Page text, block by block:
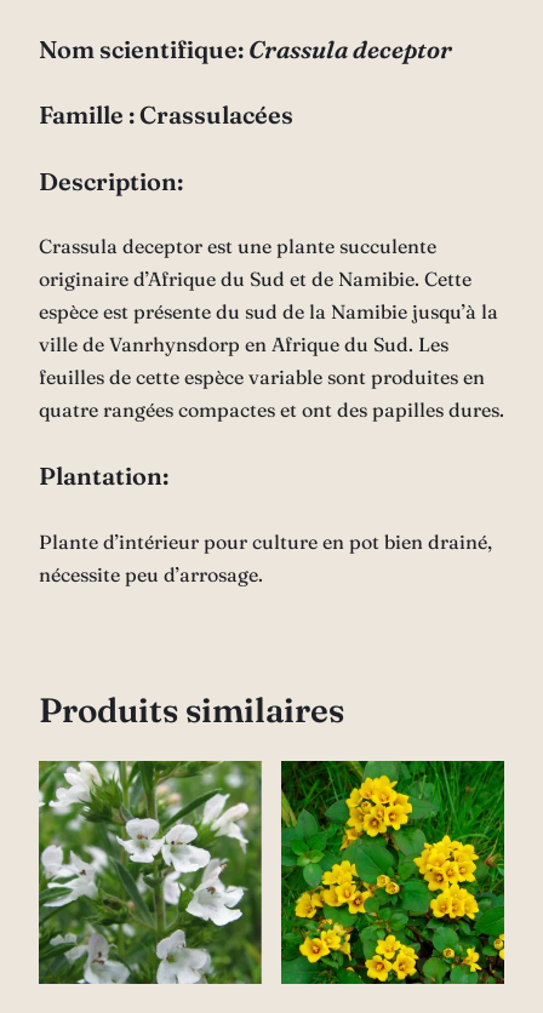
Nom scientifique: Crassula deceptor
Famille : Crassulacées
Description:
Crassula deceptor est une plante succulente
originaire d’Afrique du Sud et de Namibie. Cette
espèce est présente du sud de la Namibie jusqu’à la
ville de Vanrhynsdorp en Afrique du Sud. Les
feuilles de cette espèce variable sont produites en
quatre rangées compactes et ont des papilles dures.
Plantation:
Plante d’intérieur pour culture en pot bien drainé,
nécessite peu d’arrosage.
Produits similaires